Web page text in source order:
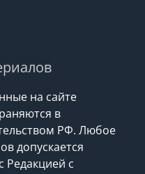
на сайте
в
РФ. Любое
допускается
Редакцией с